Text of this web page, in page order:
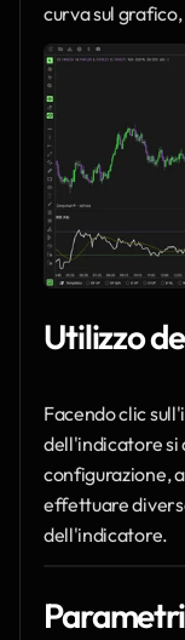
curva sul
Utilizzo
Facendo clic
dell'indicatore si
configurazione,
effettuare
dell'indicatore.
Parametri